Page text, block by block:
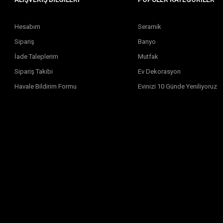
Hesabım
Sipariş
İade Taleplerim
Sipariş Takibi
Havale Bildirim Formu
Seramik
Banyo
Mutfak
Ev Dekorasyon
Evinizi 10 Günde Yeniliyoruz